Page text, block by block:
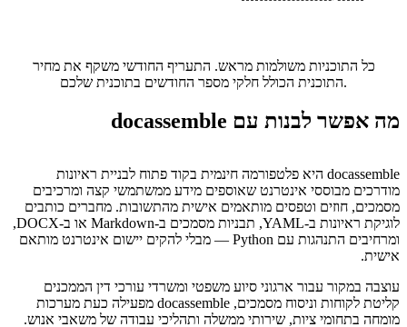
כל התוכניות משולמות מראש. התעריף החודשי משקף את מחיר
התוכנית הכולל חלקי מספר החודשים בתוכנית שלכם.
מה אפשר לבנות עם docassemble
docassemble היא פלטפורמה חינמית בקוד פתוח לבניית ראיונות
מודרכים מבוססי אינטרנט שאוספים מידע ממשתמשי קצה ומרכיבים
מסמכים, חוזים וטפסים מותאמים אישית מהתשובות. מחברים כותבים
לוגיקת ראיונות ב-YAML, תבניות מסמכים ב-Markdown או ב-DOCX,
ומרחיבים התנהגות עם Python — מבלי להקים יישום אינטרנט מותאם
אישית.
עוצבה במקור עבור ארגוני סיוע משפטי ומשרדי עורכי דין הממכנים
קליטת לקוחות וניסוח מסמכים, docassemble מפעילה כעת מערכות
מומחה בתחומי ציות, שירותי ממשלה ותהליכי עבודה של משאבי אנוש.